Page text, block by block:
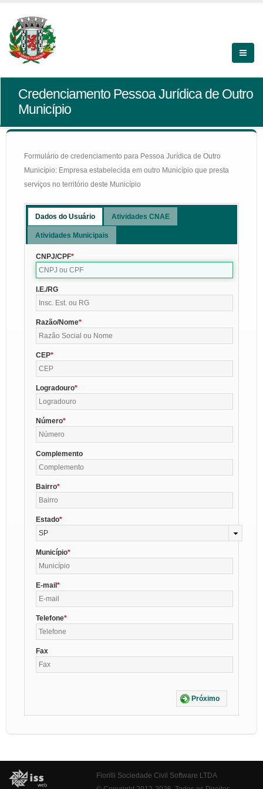
Credenciamento Pessoa Jurídica de Outro
Município
Formulário de credenciamento para Pessoa Jurídica de Outro
Município: Empresa estabelecida em outro Município que presta
serviços no território deste Município
Dados do Usuário Atividades CNAE
Atividades Municipais
CNPJ/CPF
I.E./RG
Razão/Nome
CEP
Logradouro
Número
Complemento
Bairro
Estado
SP
Município
E-mail
Telefone
Fax
Próximo
Fiorilli Sociedade Civil Software LTDA